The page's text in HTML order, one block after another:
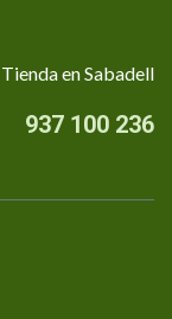
Tienda en Sabadell
937 100 236